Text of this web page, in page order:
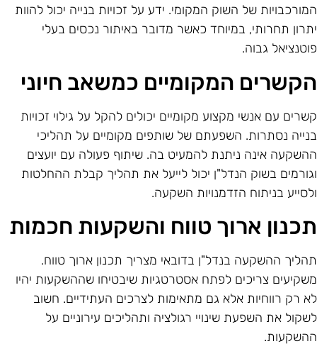
של השוק המקומי. ידע על זכויות בנייה יכול להוות
תחרותי, במיוחד כאשר מדובר באיתור נכסים בעלי
גבוה.
המקומיים כמשאב חיוני
עם אנשי מקצוע מקומיים יכולים להקל על גילוי זכויות
נסתרות. השפעתם של שותפים מקומיים על תהליכי
אינה ניתנת להמעיט בה. שיתוף פעולה עם יועצים
בשוק הנדל"ן יכול לייעל את תהליך קבלת ההחלטות
בניתוח הזדמנויות השקעה.
ארוך טווח והשקעות חכמות
ההשקעה בנדל"ן בדובאי מצריך תכנון ארוך טווח.
צריכים לפתח אסטרטגיות שיבטיחו שההשקעות יהיו
רק רווחיות אלא גם מתאימות לצרכים העתידיים. חשוב
את השפעת שינויי רגולציה ותהליכים עירוניים על